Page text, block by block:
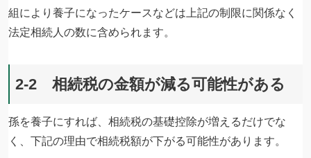
組により養子になったケースなどは上記の制限に関係なく
法定相続人の数に含められます。
2-2 相続税の金額が減る可能性がある
孫を養子にすれば、相続税の基礎控除が増えるだけでな
く、下記の理由で相続税額が下がる可能性があります。